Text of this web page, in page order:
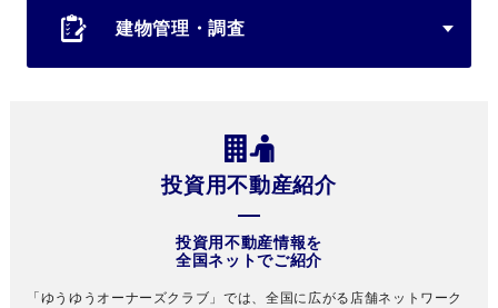
建物管理・調査
投資用不動産紹介
投資用不動産情報を
全国ネットでご紹介
「ゆうゆうオーナーズクラブ」では、全国に広がる店舗ネットワーク